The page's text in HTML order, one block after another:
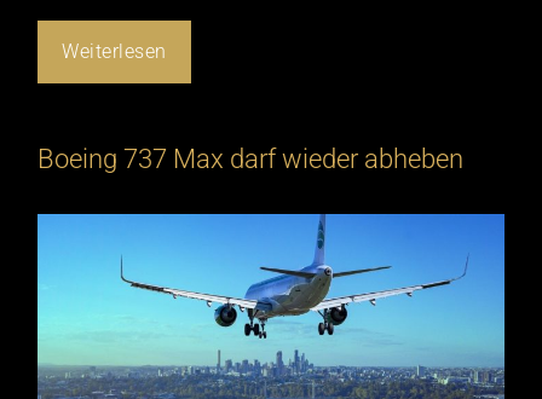
Weiterlesen
Boeing 737 Max darf wieder abheben